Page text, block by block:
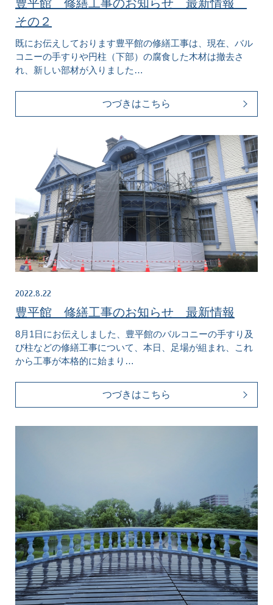
豊平館 修繕工事のお知らせ 最新情報
その２
既にお伝えしております豊平館の修繕工事は、現在、バル
コニーの手すりや円柱（下部）の腐食した木材は撤去さ
れ、新しい部材が入りました…
つづきはこちら
2022.8.22
豊平館 修繕工事のお知らせ 最新情報
8月1日にお伝えしました、豊平館のバルコニーの手すり及
び柱などの修繕工事について、本日、足場が組まれ、これ
から工事が本格的に始まり…
つづきはこちら